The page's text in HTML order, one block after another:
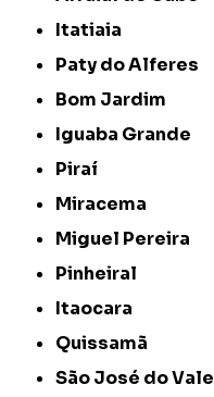
Itatiaia
Paty do Alferes
Bom Jardim
Iguaba Grande
Piraí
Miracema
Miguel Pereira
Pinheiral
Itaocara
Quissamã
São José do